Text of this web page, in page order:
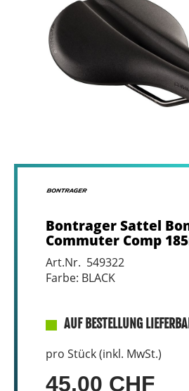
Bontrager Sattel
Commuter Comp
Art.Nr. 549322
Farbe: BLACK
AUF BESTELLUNG
pro Stück (inkl. MwSt.)
45,00 CHF